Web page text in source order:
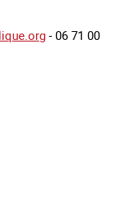
- 06 71 00